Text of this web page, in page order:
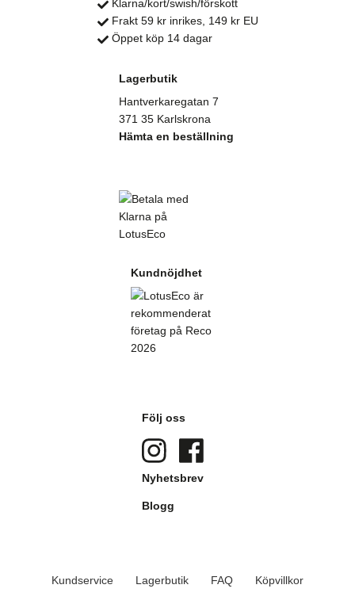
Klarna/kort/swish/förskott
Frakt 59 kr inrikes, 149 kr EU
Öppet köp 14 dagar
Lagerbutik
Hantverkaregatan 7
371 35 Karlskrona
Hämta en beställning
Kundnöjdhet
Följ oss
Nyhetsbrev
Blogg
Kundservice Lagerbutik FAQ Köpvillkor